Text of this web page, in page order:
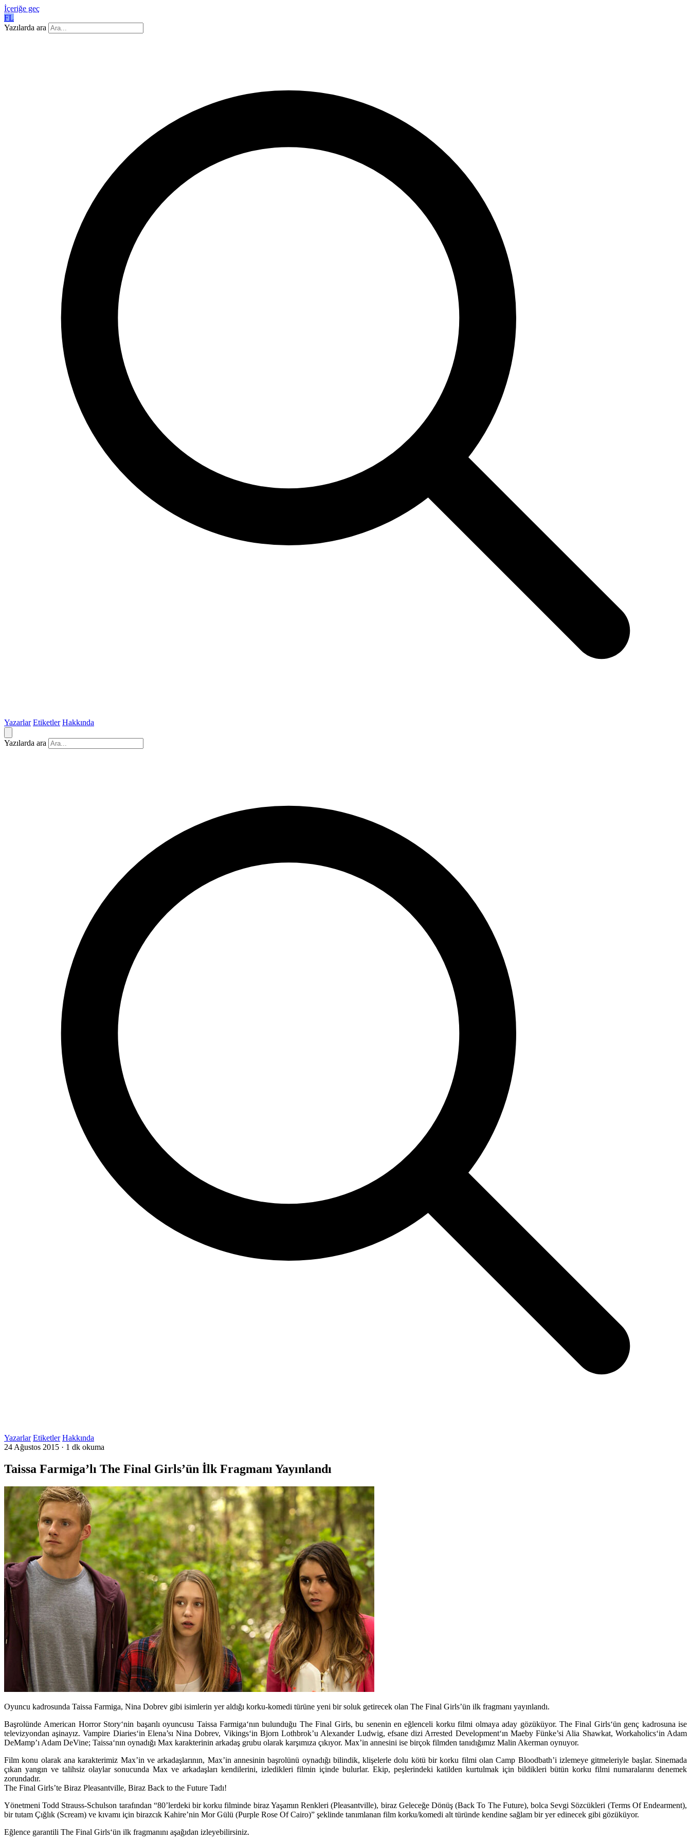
İçeriğe geç
FL
Yazılarda ara
Yazarlar Etiketler Hakkında
Yazılarda ara
Yazarlar Etiketler Hakkında
24 Ağustos 2015 · 1 dk okuma
Taissa Farmiga’lı The Final Girls’ün İlk Fragmanı Yayınlandı
Oyuncu kadrosunda Taissa Farmiga, Nina Dobrev gibi isimlerin yer aldığı korku-komedi türüne yeni bir soluk getirecek olan The Final Girls’ün ilk fragmanı yayınlandı.
Başrolünde American Horror Story‘nin başarılı oyuncusu Taissa Farmiga‘nın bulunduğu The Final Girls, bu senenin en eğlenceli korku filmi olmaya aday gözüküyor. The Final Girls‘ün genç kadrosuna ise
televizyondan aşinayız.Vampire Diaries‘in Elena’sıNina Dobrev, Vikings‘in Bjorn Lothbrok’u Alexander Ludwig, efsane dizi Arrested Development‘ın Maeby Fünke’si Alia Shawkat, Workaholics‘in Adam
DeMamp’ı Adam DeVine; Taissa‘nın oynadığı Max karakterinin arkadaş grubu olarak karşımıza çıkıyor. Max’in annesini ise birçok filmden tanıdığımız Malin Akerman oynuyor.
Film konu olarak ana karakterimiz Max’in ve arkadaşlarının, Max’in annesinin başrolünü oynadığı bilindik, klişelerle dolu kötü bir korku filmi olan Camp Bloodbath’i izlemeye gitmeleriyle başlar. Sinemada
çıkan yangın ve talihsiz olaylar sonucunda Max ve arkadaşları kendilerini, izledikleri filmin içinde bulurlar. Ekip, peşlerindeki katilden kurtulmak için bildikleri bütün korku filmi numaralarını denemek
zorundadır.
The Final Girls’te Biraz Pleasantville, Biraz Back to the Future Tadı!
YönetmeniTodd Strauss-Schulson tarafından “80’lerdeki bir korku filminde birazYaşamın Renkleri (Pleasantville), biraz Geleceğe Dönüş(Back To The Future), bolca Sevgi Sözcükleri (Terms Of Endearment),
bir tutam Çığlık (Scream) ve kıvamı için birazcık Kahire’nin Mor Gülü (Purple Rose Of Cairo)” şeklinde tanımlanan film korku/komedi alt türünde kendine sağlam bir yer edinecek gibi gözüküyor.
Eğlence garantili The Final Girls‘ün ilk fragmanını aşağıdan izleyebilirsiniz.